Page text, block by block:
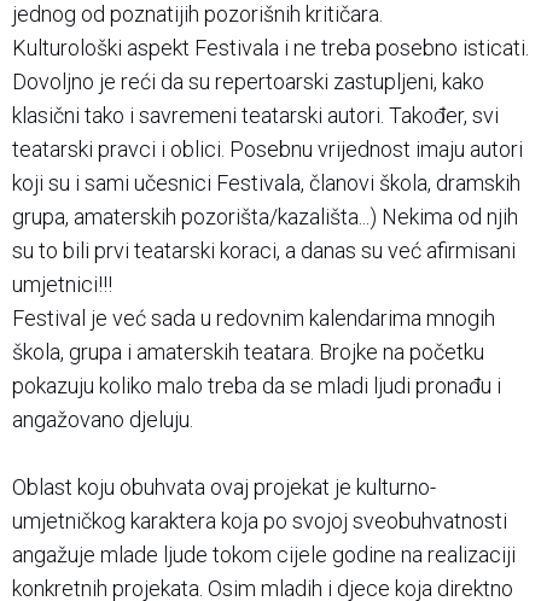
jednog od poznatijih pozorišnih kritičara.
Kulturološki aspekt Festivala i ne treba posebno isticati.
Dovoljno je reći da su repertoarski zastupljeni, kako
klasični tako i savremeni teatarski autori. Također, svi
teatarski pravci i oblici. Posebnu vrijednost imaju autori
koji su i sami učesnici Festivala, članovi škola, dramskih
grupa, amaterskih pozorišta/kazališta...) Nekima od njih
su to bili prvi teatarski koraci, a danas su već afirmisani
umjetnici!!!
Festival je već sada u redovnim kalendarima mnogih
škola, grupa i amaterskih teatara. Brojke na početku
pokazuju koliko malo treba da se mladi ljudi pronađu i
angažovano djeluju.
Oblast koju obuhvata ovaj projekat je kulturno-
umjetničkog karaktera koja po svojoj sveobuhvatnosti
angažuje mlade ljude tokom cijele godine na realizaciji
konkretnih projekata. Osim mladih i djece koja direktno